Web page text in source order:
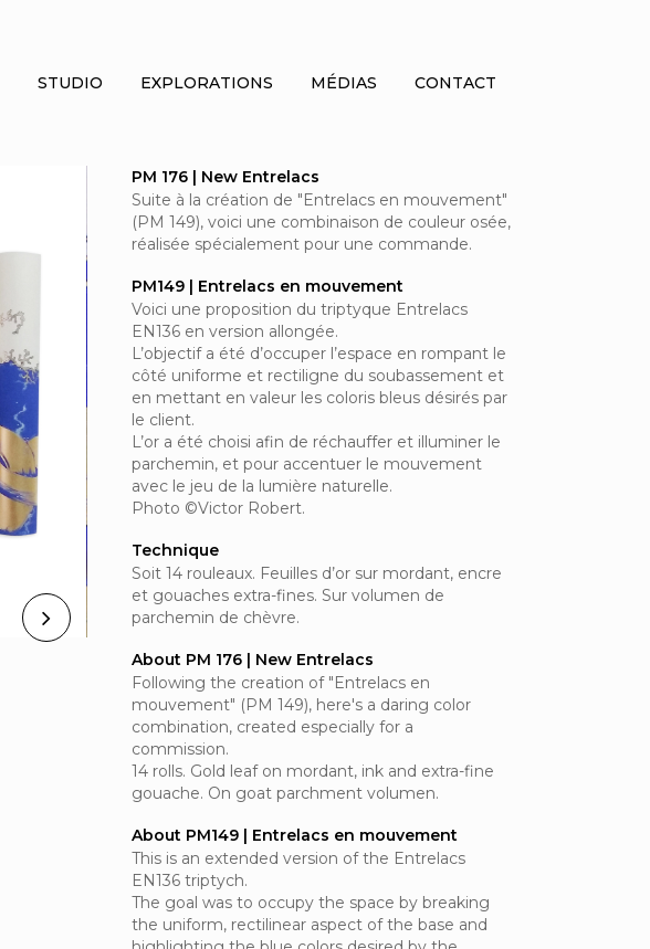
STUDIO EXPLORATIONS MÉDIAS CONTACT
PM 176 | New Entrelacs
Suite à la création de "Entrelacs en mouvement"
(PM 149), voici une combinaison de couleur osée,
réalisée spécialement pour une commande.
PM149 | Entrelacs en mouvement
Voici une proposition du triptyque Entrelacs
EN136 en version allongée.
L’objectif a été d’occuper l’espace en rompant le
côté uniforme et rectiligne du soubassement et
en mettant en valeur les coloris bleus désirés par
le client.
L’or a été choisi afin de réchauffer et illuminer le
parchemin, et pour accentuer le mouvement
avec le jeu de la lumière naturelle.
Photo ©Victor Robert.
Technique
Soit 14 rouleaux. Feuilles d’or sur mordant, encre
et gouaches extra-fines. Sur volumen de
parchemin de chèvre.
About PM 176 | New Entrelacs
Following the creation of "Entrelacs en
mouvement" (PM 149), here's a daring color
combination, created especially for a
commission.
14 rolls. Gold leaf on mordant, ink and extra-fine
gouache. On goat parchment volumen.
About PM149 | Entrelacs en mouvement
This is an extended version of the Entrelacs
EN136 triptych.
The goal was to occupy the space by breaking
the uniform, rectilinear aspect of the base and